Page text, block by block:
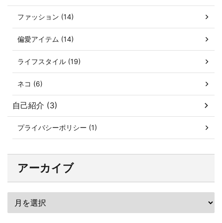
ファッション (14)
偏愛アイテム (14)
ライフスタイル (19)
ネコ (6)
自己紹介 (3)
プライバシーポリシー (1)
アーカイブ